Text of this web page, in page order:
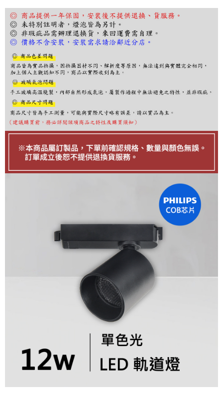
請留意繳費期限為 14 天。唯有下載 AFTEE App 成為 AFTEE 會員者方能享
有最長 45 天內付款之服務。
出。使用AFTEE下訂可以延長您收到商品前的繳費天數，但無法保證一定能
夠在期限內收到商品(例如:預購商品或預計到貨時間較長者)。因此無論收到
商品與否，仍需要請您在AFTEE規定的時間內完成繳費。
二、付款限制
1. 初次使用 AFTEE 時，將依認證結果及本公司審查結果，核予每個人不同
之上限額度
2. 結帳金額須大於NT$30
3. 目前僅支援台灣會員
三、聲明條款
「AFTEE先享後付」(下稱本服務)乃由恩沛科技股份有限公司(下稱 AFTEE )
含但不限於訂購人姓名、電話，收件人姓名、電話、收件地址)，將交付予
AFTEE 於本服務必要服務範圍內運用。關於 AFTEE 對於個人資料之蒐集、
處理、利用，詳參 AFTEE 官網之『個人資料蒐集、處理及利用告知聲明』
若款項超過繳費期限，將根據當次的金額加收年利率 16% 的逾期滯納金。
未成年的使用者，請事先徵得法定代理人或監護人之同意方可使用
若您對於個人資料之處理、利用有任何疑問，或欲行使相關法律權利，請聯
繫恩沛科技股份有限公司。若您不同意我們將上開所示之個人資料，連同必
要之購買訂單資訊提供予 AFTEE ，或讓 AFTEE 蒐集處理利用您的個人資